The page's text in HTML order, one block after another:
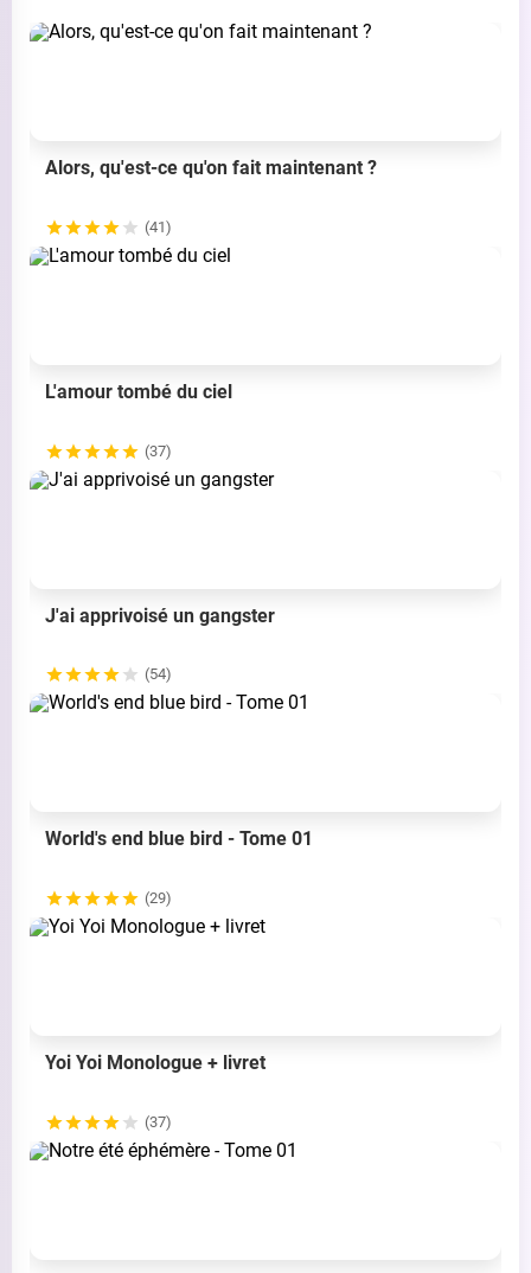
Alors, qu'est-ce qu'on fait maintenant ?
(41)
L'amour tombé du ciel
(37)
J'ai apprivoisé un gangster
(54)
World's end blue bird - Tome 01
(29)
Yoi Yoi Monologue + livret
(37)